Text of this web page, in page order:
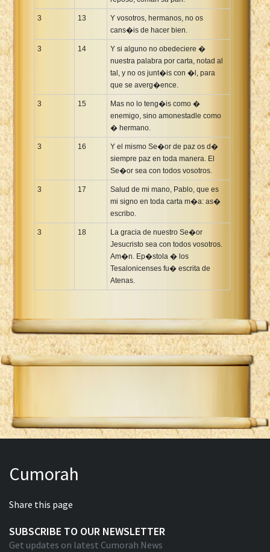
3 13
Y vosotros, hermanos, no os
cans�is de hacer bien.
3 14
Y si alguno no obedeciere �
nuestra palabra por carta, notad al
tal, y no os junt�is con �l, para
que se averg�ence.
3 15
Mas no lo teng�is como �
enemigo, sino amonestadle como
� hermano.
3 16
Y el mismo Se�or de paz os d�
siempre paz en toda manera. El
Se�or sea con todos vosotros.
3 17
Salud de mi mano, Pablo, que es
mi signo en toda carta m�a: as�
escribo.
3 18
La gracia de nuestro Se�or
Jesucristo sea con todos vosotros.
Am�n. Ep�stola � los
Tesalonicenses fu� escrita de
Atenas.
Cumorah
Share this page
SUBSCRIBE TO OUR NEWSLETTER
Get updates on latest Cumorah News